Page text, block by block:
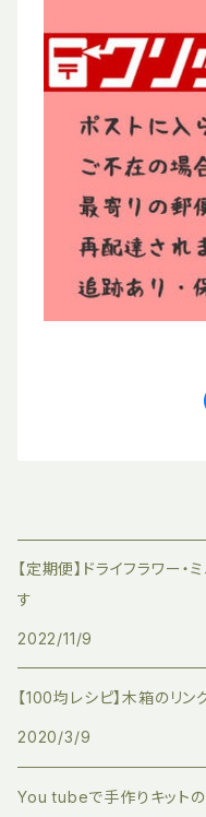
【定期便】ドライフラワー
す
2022/11/9
【100均レシピ】木箱のリ
2020/3/9
You tubeで手作りキット